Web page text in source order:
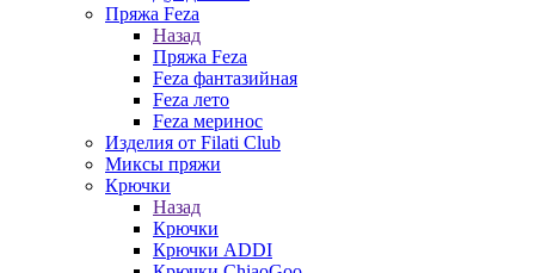
Пряжа Feza
Назад
Пряжа Feza
Feza фантазийная
Feza лето
Feza меринос
Изделия от Filati Club
Миксы пряжи
Крючки
Назад
Крючки
Крючки ADDI